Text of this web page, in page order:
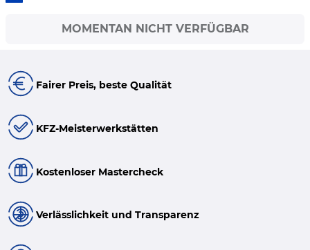
MOMENTAN NICHT VERFÜGBAR
Fairer Preis, beste Qualität
KFZ-Meisterwerkstätten
Kostenloser Mastercheck
Verlässlichkeit und Transparenz